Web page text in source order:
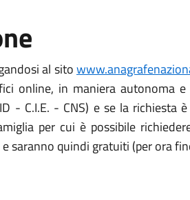
al sito
online, in maniera autonoma
- C.I.E. - CNS) e se la
per cui è possibile
e saranno quindi gratuiti (per ora